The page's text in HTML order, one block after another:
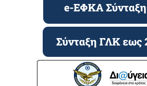
e-ΕΦΚΑ Σύνταξη
Σύνταξη ΓΛΚ εως